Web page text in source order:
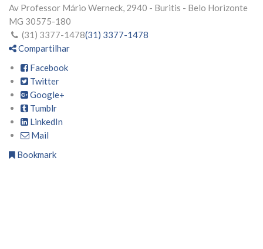
Av Professor Mário Werneck, 2940 - Buritis - Belo Horizonte
MG 30575-180
(31) 3377-1478(31) 3377-1478
Compartilhar
Facebook
Twitter
Google+
Tumblr
LinkedIn
Mail
Bookmark